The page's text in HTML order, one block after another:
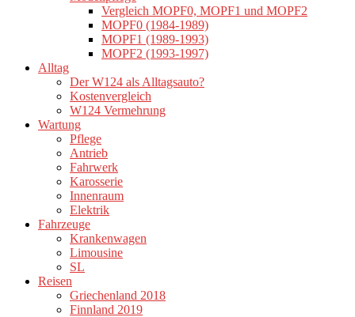
Vergleich MOPF0, MOPF1 und MOPF2
MOPF0 (1984-1989)
MOPF1 (1989-1993)
MOPF2 (1993-1997)
Alltag
Der W124 als Alltagsauto?
Kostenvergleich
W124 Vermehrung
Wartung
Pflege
Antrieb
Fahrwerk
Karosserie
Innenraum
Elektrik
Fahrzeuge
Krankenwagen
Limousine
SL
Reisen
Griechenland 2018
Finnland 2019